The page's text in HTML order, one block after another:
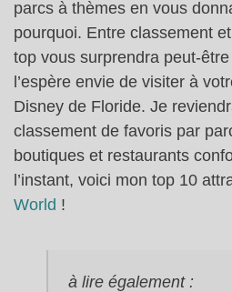
parcs à thèmes en vous
pourquoi. Entre classement
top vous surprendra peut-
l’espère envie de visiter à
Disney de Floride. Je
classement de favoris par
boutiques et restaurants
l’instant, voici mon top 10
World !
à lire également :